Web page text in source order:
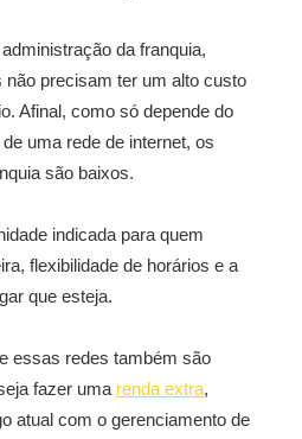
da franquia,
precisam ter um alto custo
Afinal, como só depende do
uma rede de internet, os
são baixos.
indicada para quem
flexibilidade de horários e a
que esteja.
essas redes também são
fazer uma renda extra,
atual com o gerenciamento de